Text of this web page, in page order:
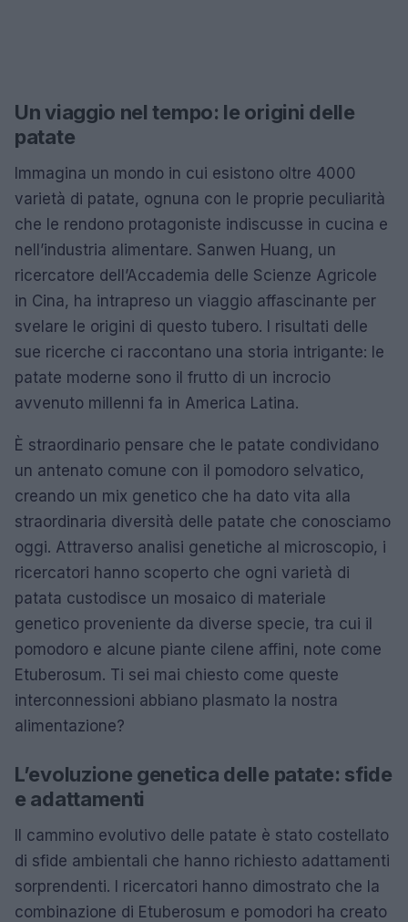
Un viaggio nel tempo: le origini delle
patate
Immagina un mondo in cui esistono oltre 4000
varietà di patate, ognuna con le proprie peculiarità
che le rendono protagoniste indiscusse in cucina e
nell’industria alimentare. Sanwen Huang, un
ricercatore dell’Accademia delle Scienze Agricole
in Cina, ha intrapreso un viaggio affascinante per
svelare le origini di questo tubero. I risultati delle
sue ricerche ci raccontano una storia intrigante: le
patate moderne sono il frutto di un incrocio
avvenuto millenni fa in America Latina.
È straordinario pensare che le patate condividano
un antenato comune con il pomodoro selvatico,
creando un mix genetico che ha dato vita alla
straordinaria diversità delle patate che conosciamo
oggi. Attraverso analisi genetiche al microscopio, i
ricercatori hanno scoperto che ogni varietà di
patata custodisce un mosaico di materiale
genetico proveniente da diverse specie, tra cui il
pomodoro e alcune piante cilene affini, note come
Etuberosum. Ti sei mai chiesto come queste
interconnessioni abbiano plasmato la nostra
alimentazione?
L’evoluzione genetica delle patate: sfide
e adattamenti
Il cammino evolutivo delle patate è stato costellato
di sfide ambientali che hanno richiesto adattamenti
sorprendenti. I ricercatori hanno dimostrato che la
combinazione di Etuberosum e pomodori ha creato